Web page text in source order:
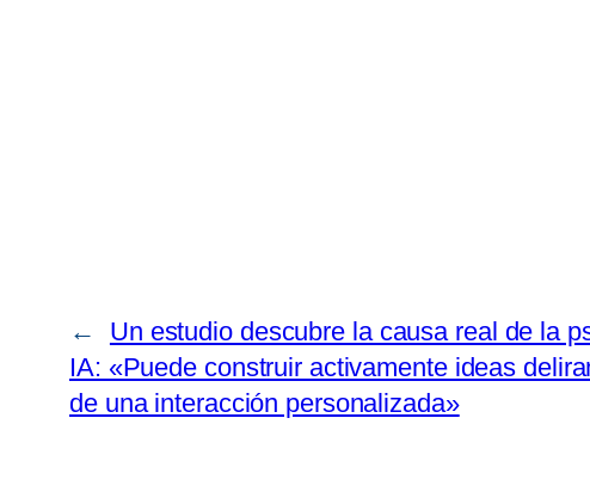
←
Un estudio descubre la causa real de la
IA: «Puede construir activamente ideas
de una interacción personalizada»